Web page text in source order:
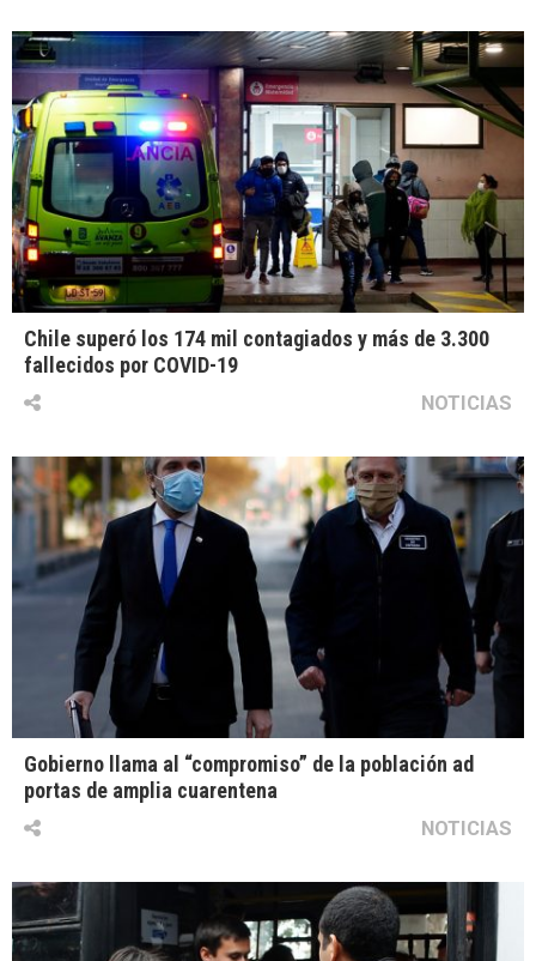
Chile superó los 174 mil contagiados y más de 3.300
fallecidos por COVID-19
NOTICIAS
Gobierno llama al “compromiso” de la población ad
portas de amplia cuarentena
NOTICIAS